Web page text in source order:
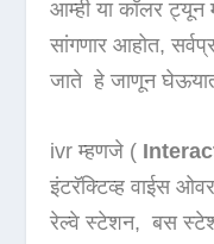
आम्ही या कॉलर ट्यून
सांगणार आहोत,
जाते हे जाणून
ivr म्हणजे (
इंटरॅक्टिव्ह वाईस
रेल्वे स्टेशन, बस